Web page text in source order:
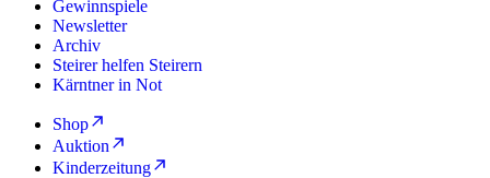
Gewinnspiele
Newsletter
Archiv
Steirer helfen Steirern
Kärntner in Not
Shop
Auktion
Kinderzeitung